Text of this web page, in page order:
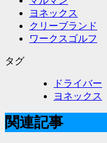
ヨネックス
クリーブランド
ワークスゴルフ
タグ
ドライバー
ヨネックス
関連記事